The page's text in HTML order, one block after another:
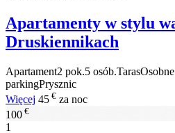
Apartamenty w stylu
Druskiennikach
Apartament2 pok.5 osób.Taras
parkingPrysznic
Więcej 45 € za noc
100 €
1